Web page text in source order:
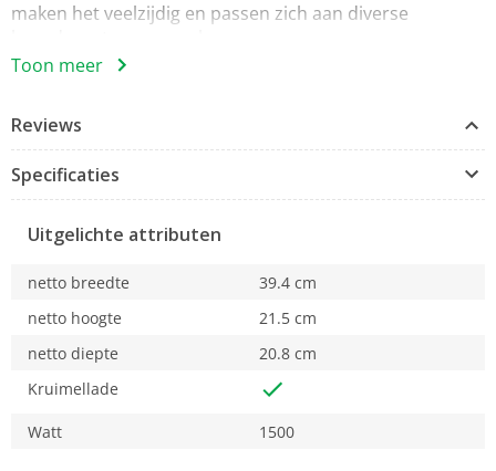
maken het veelzijdig en passen zich aan diverse
6 verschillende roosterniveaus voor de beste
bagelfunctie om slechts één kant van de plak te
roosteren
Geniet van het beste comfort met de
automatische pop-up
De binnenkant van het broodrooster
kruimellade
Brede sleuven met automatische centrering,
Toon meer
Reviews
Specificaties
Uitgelichte attributen
netto breedte
39.4 cm
netto hoogte
21.5 cm
netto diepte
20.8 cm
Kruimellade
Watt 1500